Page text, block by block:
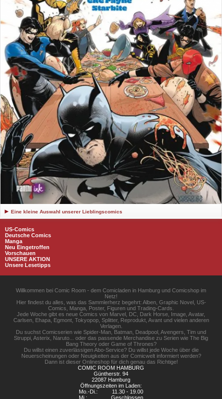
Eine kleine Auswahl unserer Lieblingscomics
US-Comics
Deutsche Comics
Manga
Neu Eingetroffen
Vorschauen
UNSERE AKTION
Unsere Lesetipps
Willkommen bei Comic Room - dem Comicladen in Hamburg und Comicshop im
Netz!
Hier findest du alles, was das Sammlerherz begehrt: Alben, Graphic Novel, US-
Comics, Manga, Poster, Figuren und Trading-Cards.
Jede Woche gibt es neue Comics von Marvel, DC, Dark Horse, Image, Avatar,
Carlsen, Ehapa, Egmont, Tokyopop, Splitter, Reprodukt, Avant und vielen anderen
Verlagen.
Du suchst Comicserien wie Spider-Man, Batman, Deadpool, Avengers, Tim und
Struppi, Asterix, Naruto... oder das passende Merchandise zu Serien wie The Big
Bang Theory oder Game of Thrones?
Du willst einen zuverlässigen Abo-Service? Du willst jede Woche über die
Neuerscheinungen oder Neuigkeiten aus der Comicwelt informiert werden?
Dann ist dieser Onlineshop für dich genau das Richtige!
COMIC ROOM HAMBURG
Güntherstr. 94
22087 Hamburg
Öffnungszeiten im Laden:
Mo.-Di.:
11.30 - 19.00
Mi.:
Geschlossen